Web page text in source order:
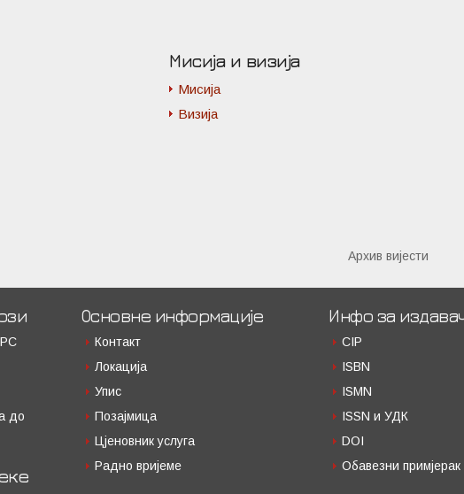
Мисија и визија
Мисија
Визија
Архив вијести
РС
до
Основне информације
Контакт
Локација
Упис
Позајмица
Цјеновник услуга
Радно вријеме
Инфо за
CIP
ISBN
ISMN
ISSN и УДК
DOI
Обавезни примјерак